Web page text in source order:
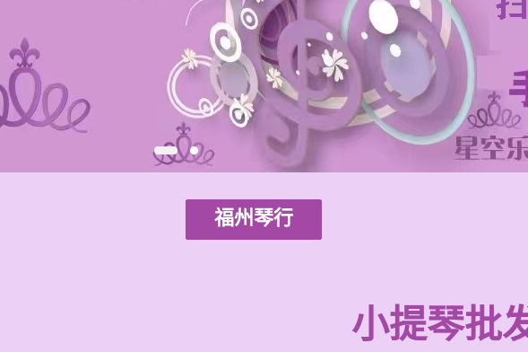
福州琴行
小提琴批